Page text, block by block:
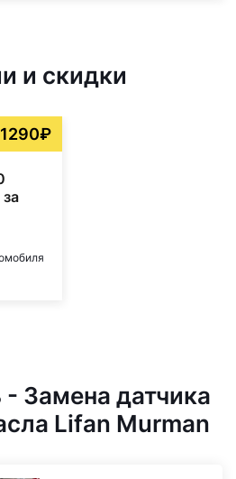
и скидки
1290₽
- Замена датчика
Lifan Murman